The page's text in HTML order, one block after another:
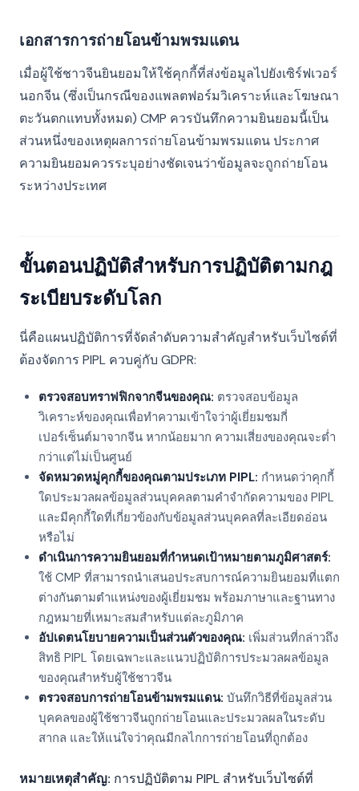
เอกสารการถ่ายโอนข้ามพรมแดน
เมื่อผู้ใช้ชาวจีนยินยอมให้ใช้คุกกี้ที่ส่งข้อมูลไปยังเซิร์ฟเวอร์
นอกจีน (ซึ่งเป็นกรณีของแพลตฟอร์มวิเคราะห์และโฆษณา
ตะวันตกแทบทั้งหมด) CMP ควรบันทึกความยินยอมนี้เป็น
ส่วนหนึ่งของเหตุผลการถ่ายโอนข้ามพรมแดน ประกาศ
ความยินยอมควรระบุอย่างชัดเจนว่าข้อมูลจะถูกถ่ายโอน
ระหว่างประเทศ
ขั้นตอนปฏิบัติสำหรับการปฏิบัติตามกฎ
ระเบียบระดับโลก
นี่คือแผนปฏิบัติการที่จัดลำดับความสำคัญสำหรับเว็บไซต์ที่
ต้องจัดการ PIPL ควบคู่กับ GDPR:
ตรวจสอบทราฟฟิกจากจีนของคุณ: ตรวจสอบข้อมูล
วิเคราะห์ของคุณเพื่อทำความเข้าใจว่าผู้เยี่ยมชมกี่
เปอร์เซ็นต์มาจากจีน หากน้อยมาก ความเสี่ยงของคุณจะต่ำ
กว่าแต่ไม่เป็นศูนย์
จัดหมวดหมู่คุกกี้ของคุณตามประเภท PIPL: กำหนดว่าคุกกี้
ใดประมวลผลข้อมูลส่วนบุคคลตามคำจำกัดความของ PIPL
และมีคุกกี้ใดที่เกี่ยวข้องกับข้อมูลส่วนบุคคลที่ละเอียดอ่อน
หรือไม่
ดำเนินการความยินยอมที่กำหนดเป้าหมายตามภูมิศาสตร์:
ใช้ CMP ที่สามารถนำเสนอประสบการณ์ความยินยอมที่แตก
ต่างกันตามตำแหน่งของผู้เยี่ยมชม พร้อมภาษาและฐานทาง
กฎหมายที่เหมาะสมสำหรับแต่ละภูมิภาค
อัปเดตนโยบายความเป็นส่วนตัวของคุณ: เพิ่มส่วนที่กล่าวถึง
สิทธิ PIPL โดยเฉพาะและแนวปฏิบัติการประมวลผลข้อมูล
ของคุณสำหรับผู้ใช้ชาวจีน
ตรวจสอบการถ่ายโอนข้ามพรมแดน: บันทึกวิธีที่ข้อมูลส่วน
บุคคลของผู้ใช้ชาวจีนถูกถ่ายโอนและประมวลผลในระดับ
สากล และให้แน่ใจว่าคุณมีกลไกการถ่ายโอนที่ถูกต้อง
หมายเหตุสำคัญ: การปฏิบัติตาม PIPL สำหรับเว็บไซต์ที่